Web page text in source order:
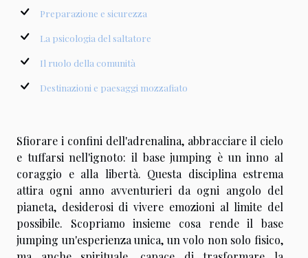
Preparazione e sicurezza
La psicologia del saltatore
Il ruolo della comunità
Destinazioni e paesaggi mozzafiato
Sfiorare i confini dell'adrenalina, abbracciare il cielo
e tuffarsi nell'ignoto: il base jumping è un inno al
coraggio e alla libertà. Questa disciplina estrema
attira ogni anno avventurieri da ogni angolo del
pianeta, desiderosi di vivere emozioni al limite del
possibile. Scopriamo insieme cosa rende il base
jumping un'esperienza unica, un volo non solo fisico,